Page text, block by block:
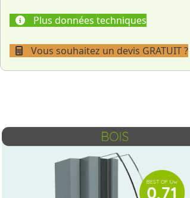
Plus données techniques
Vous souhaitez un devis GRATUIT ?